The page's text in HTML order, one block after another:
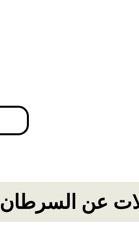
عن السرطان